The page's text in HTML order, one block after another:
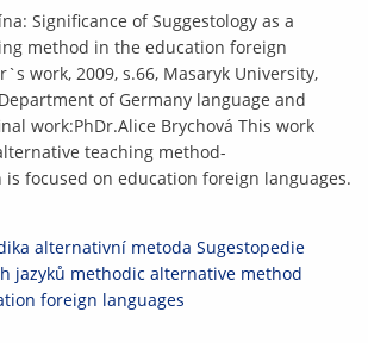
Significance of Suggestology as a
method in the education foreign
work, 2009, s.66, Masaryk University,
of Germany language and
work:PhDr.Alice Brychová This work
teaching method-
is focused on education foreign languages.
alternativní metoda Sugestopedie
jazyků methodic alternative method
foreign languages